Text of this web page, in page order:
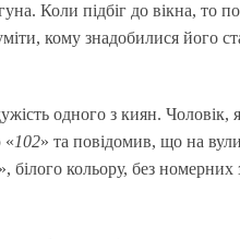
Коли підбіг до вікна, то
кому знадобилися його
одного з киян. Чоловік,
«102» та повідомив, що на
», білого кольору, без